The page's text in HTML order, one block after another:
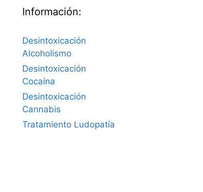
Información:
Desintoxicación
Alcoholismo
Desintoxicación
Cocaína
Desintoxicación
Cannabis
Tratamiento Ludopatía